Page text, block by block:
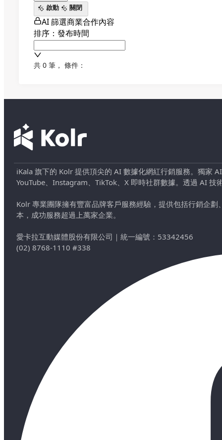
啟動
關閉
AI 篩選商業合作內容
排序：發布時間
共 0 筆 ， 條件：
iKala 旗下的 Kolr 提供頂尖的 AI 數據化網紅行銷服務。獨家
YouTube、Instagram、TikTok、X 即時社群數據。透過 AI
Kolr 專業團隊擁有豐富品牌客戶服務經驗，提供包括行銷企
本，成功服務超過上萬家企業。
愛卡拉互動媒體股份有限公司 ｜ 統一編號：53342456
(02) 8768-1110 #338